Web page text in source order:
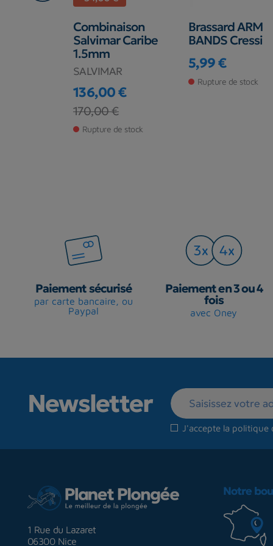
Combinaison
Salvimar Caribe
1.5mm
SALVIMAR
Prix
136,00 €
Prix de base
170,00 €
Rupture de stock
Brassard ARM
BANDS Cressi
Prix
5,99 €
Rupture de stock
Paiement sécurisé
par carte bancaire, ou
Paypal
Paiement en 3 ou 4
fois
avec Oney
Newsletter
J'accepte la politique
1 Rue du Lazaret
06300 Nice
Notre